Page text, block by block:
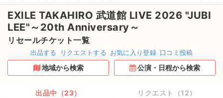
値下げしたチケット
都道府県からチケットを探す
もうすぐ開催のチケット
EXILE TAKAHIRO 武道館 LIVE 2026 "JUBI
LEE"～20th Anniversary～
リセールチケット一覧
出品する リクエストする お気に入り登録 口コミ投稿
地域から検索 公演・日程から検索
出品中（23） リクエスト（12）